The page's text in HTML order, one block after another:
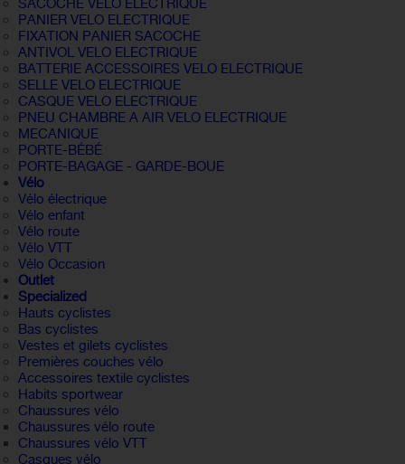
SACOCHE VELO ELECTRIQUE
PANIER VELO ELECTRIQUE
FIXATION PANIER SACOCHE
ANTIVOL VELO ELECTRIQUE
BATTERIE ACCESSOIRES VELO ELECTRIQUE
SELLE VELO ELECTRIQUE
CASQUE VELO ELECTRIQUE
PNEU CHAMBRE A AIR VELO ELECTRIQUE
MECANIQUE
PORTE-BÉBÉ
PORTE-BAGAGE - GARDE-BOUE
Vélo
Vélo électrique
Vélo enfant
Vélo route
Vélo VTT
Vélo Occasion
Outlet
Specialized
Hauts cyclistes
Bas cyclistes
Vestes et gilets cyclistes
Premières couches vélo
Accessoires textile cyclistes
Habits sportwear
Chaussures vélo
Chaussures vélo route
Chaussures vélo VTT
Casques vélo